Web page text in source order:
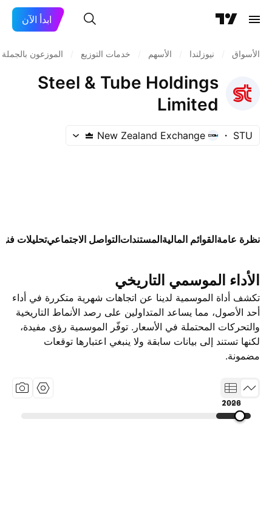
ابدأ الآن
الأسواق نيوزلندا الأسهم خدمات التوزيع الموزعون بالجملة
Steel & Tube Holdings
Limited
STU
New Zealand Exchange
نظرة عامةالقوائم الماليةالمستنداتالتواصل الاجتماعيتحليلات
الأداء الموسمي التاريخي
تكشف أداة الموسمية لدينا عن اتجاهات شهرية متكررة في أداء
أحد الأصول، مما يساعد المتداولين على رصد الأنماط التاريخية
والتحركات المحتملة في الأسعار. توفّر الموسمية رؤى مفيدة،
لكنها تستند إلى بيانات سابقة ولا ينبغي اعتبارها توقعات
مضمونة.
1993
2009
2026